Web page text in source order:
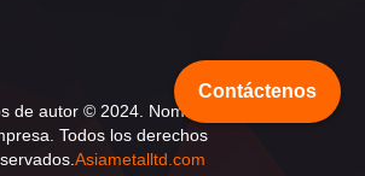
de autor © 2024. Nombre de la
Todos los derechos
Asiametalltd.com
Contáctenos